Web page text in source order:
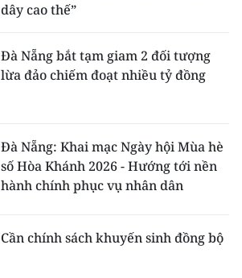
dây cao thế”
Đà Nẵng bắt tạm giam 2 đối tượng
lừa đảo chiếm đoạt nhiều tỷ đồng
Đà Nẵng: Khai mạc Ngày hội Mùa hè
số Hòa Khánh 2026 - Hướng tới nền
hành chính phục vụ nhân dân
Cần chính sách khuyến sinh đồng bộ